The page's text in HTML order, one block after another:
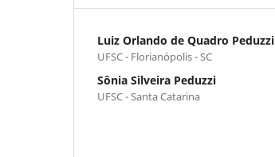
Luiz Orlando de Quadro Peduzzi
UFSC - Florianópolis - SC
Sônia Silveira Peduzzi
UFSC - Santa Catarina